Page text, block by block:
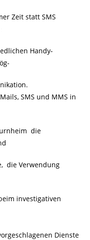
Zeit statt SMS
Handy-
SMS und MMS in
die
die Verwendung
investigativen
Dienste